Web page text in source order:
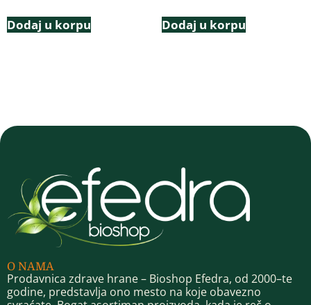
Dodaj u korpu Dodaj u korpu
O NAMA
Prodavnica zdrave hrane – Bioshop Efedra, od 2000–te
godine, predstavlja ono mesto na koje obavezno